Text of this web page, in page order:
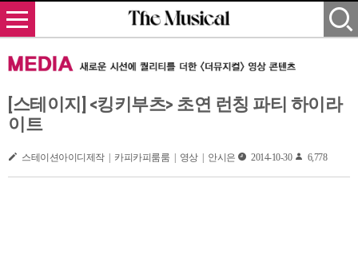
[스테이지] <킹키부츠> 초연 런칭 파티 하이라
이트
스테이션아이디제작 | 카피카피룸룸 | 영상 | 안시은 2014-10-30 6,778